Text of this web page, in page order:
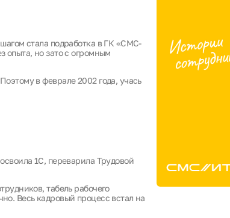
стала подработка в ГК «СМС-
опыта, но зато с огромным
в феврале 2002 года, учась
1С, переварила Трудовой
табель рабочего
Весь кадровый процесс встал на